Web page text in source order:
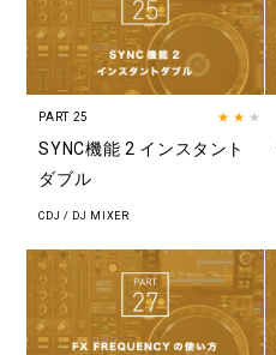
PART 25 ★★ ★
SYNC機能 2 インスタント
ダブル
CDJ / DJ MIXER